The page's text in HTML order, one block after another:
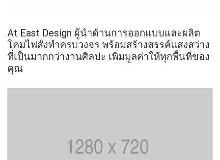
At East Design ผู้นำด้านการออกแบบและผลิต
โคมไฟสั่งทำครบวงจร พร้อมสร้างสรรค์แสงสว่าง
ที่เป็นมากกว่างานศิลปะ เพิ่มมูลค่าให้ทุกพื้นที่ของ
คุณ